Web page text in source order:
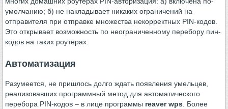
умолчанию; б) не накладывает никаких ограничений на
отправителя при отправке множества некорректных PIN-кодов.
Это открывает возможность по неограниченному перебору пин-
кодов на таких роутерах.
Автоматизация
Разумеется, не пришлось долго ждать появления умельцев,
реализовавших программный метод для автоматического
перебора PIN-кодов – в лице программы reaver wps . Более